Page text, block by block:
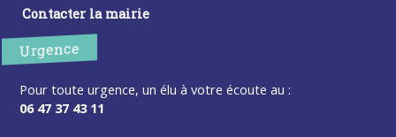
Contacter la mairie
Urgence
Pour toute urgence, un élu à votre écoute au :
06 47 37 43 11